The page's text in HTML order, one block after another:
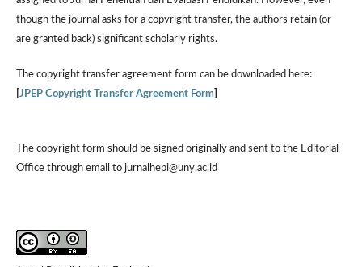
though the journal asks for a copyright transfer, the authors retain (or
are granted back) significant scholarly rights.
Thecopyright transfer agreement form can be downloaded here:
JPEP Copyright Transfer Agreement Form]
The copyright form should be signed originally and sent to the Editorial
Office through email to jurnalhepi@uny.ac.id